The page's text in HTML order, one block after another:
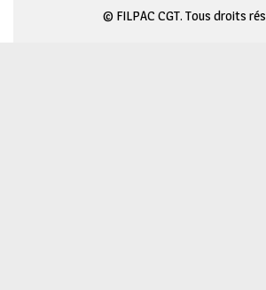
© FILPAC CGT. Tous droits